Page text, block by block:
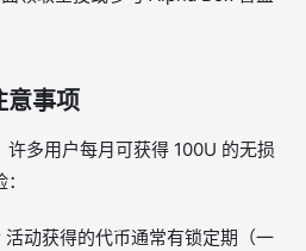
意事项
多用户每月可获得 100U 的无损
动获得的代币通常有锁定期（一